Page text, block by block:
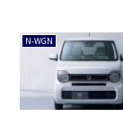
N-WGN